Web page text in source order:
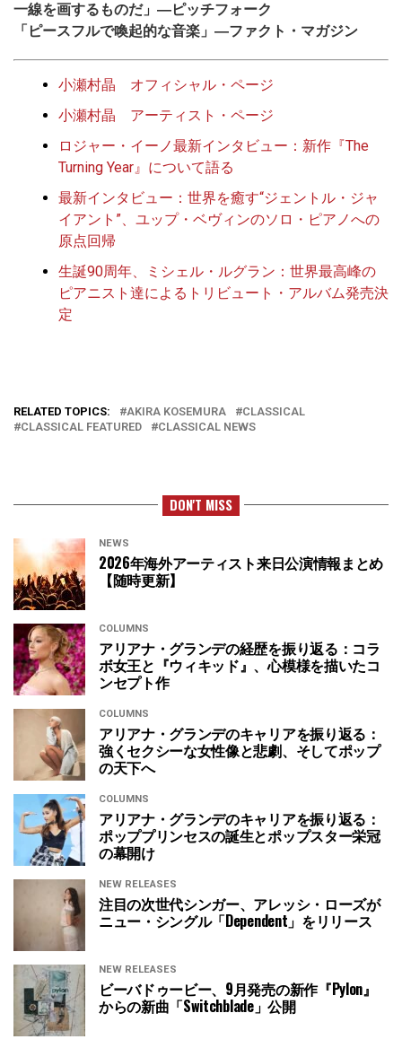
一線を画するものだ」―ピッチフォーク
「ピースフルで喚起的な音楽」―ファクト・マガジン
小瀬村晶 オフィシャル・ページ
小瀬村晶 アーティスト・ページ
ロジャー・イーノ最新インタビュー：新作『The
Turning Year』について語る
最新インタビュー：世界を癒す“ジェントル・ジャ
イアント”、ユップ・ベヴィンのソロ・ピアノへの
原点回帰
生誕90周年、ミシェル・ルグラン：世界最高峰の
ピアニスト達によるトリビュート・アルバム発売決
定
RELATED TOPICS: AKIRA KOSEMURA
CLASSICAL
CLASSICAL FEATURED
CLASSICAL NEWS
DON'T MISS
NEWS
2026年海外アーティスト来日公演情報まとめ
【随時更新】
COLUMNS
アリアナ・グランデの経歴を振り返る：コラ
ボ女王と『ウィキッド』、心模様を描いたコ
ンセプト作
COLUMNS
アリアナ・グランデのキャリアを振り返る：
強くセクシーな女性像と悲劇、そしてポップ
の天下へ
COLUMNS
アリアナ・グランデのキャリアを振り返る：
ポッププリンセスの誕生とポップスター栄冠
の幕開け
NEW RELEASES
注目の次世代シンガー、アレッシ・ローズが
ニュー・シングル「Dependent」をリリース
NEW RELEASES
ビーバドゥービー、9月発売の新作『Pylon』
からの新曲「Switchblade」公開